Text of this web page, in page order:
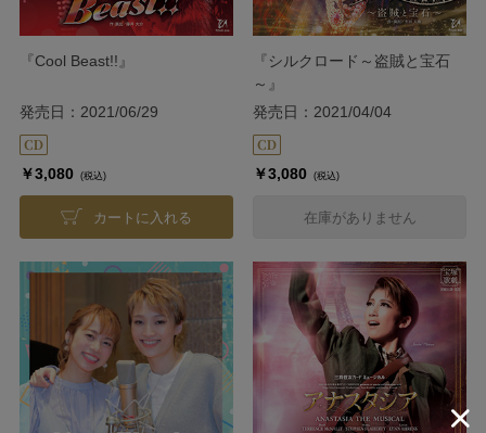
『Cool Beast!!』
発売日：2021/06/29
￥3,080 (税込)
カートに入れる
『シルクロード～盗賊と宝石
～』
発売日：2021/04/04
￥3,080 (税込)
在庫がありません